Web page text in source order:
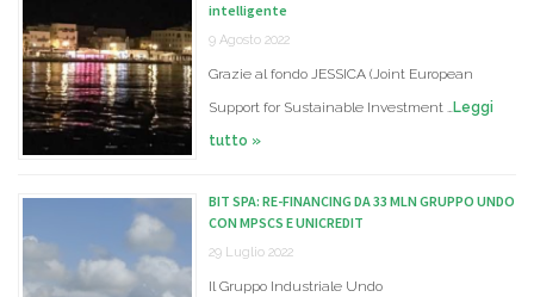
intelligente
9 Agosto 2022
Grazie al fondo JESSICA (Joint European
Support for Sustainable Investment …Leggi
tutto »
BIT SPA: RE-FINANCING DA 33 MLN GRUPPO UNDO
CON MPSCS E UNICREDIT
29 Luglio 2022
Il Gruppo Industriale Undo